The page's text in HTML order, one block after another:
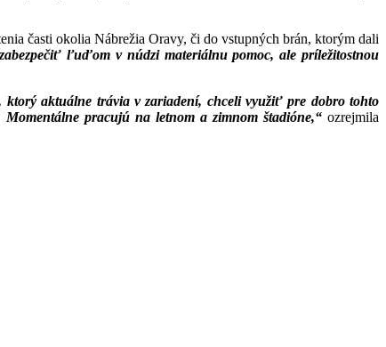
časti okolia Nábrežia Oravy, či do vstupných brán, ktorým dali
ľuďom v núdzi materiálnu pomoc, ale príležitostnou
ktorý aktuálne trávia v zariadení, chceli využiť pre dobro tohto
pracujú na letnom a zimnom štadióne,“ ozrejmila